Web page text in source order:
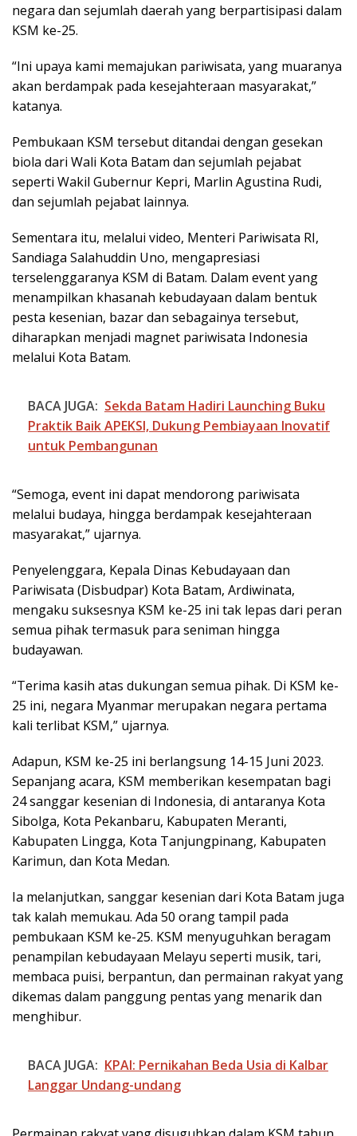
negara dan sejumlah daerah yang berpartisipasi dalam
KSM ke-25.
“Ini upaya kami memajukan pariwisata, yang muaranya
akan berdampak pada kesejahteraan masyarakat,”
katanya.
Pembukaan KSM tersebut ditandai dengan gesekan
biola dari Wali Kota Batam dan sejumlah pejabat
seperti Wakil Gubernur Kepri, Marlin Agustina Rudi,
dan sejumlah pejabat lainnya.
Sementara itu, melalui video, Menteri Pariwisata RI,
Sandiaga Salahuddin Uno, mengapresiasi
terselenggaranya KSM di Batam. Dalam event yang
menampilkan khasanah kebudayaan dalam bentuk
pesta kesenian, bazar dan sebagainya tersebut,
diharapkan menjadi magnet pariwisata Indonesia
melalui Kota Batam.
BACA JUGA: Sekda Batam Hadiri Launching Buku
Praktik Baik APEKSI, Dukung Pembiayaan Inovatif
untuk Pembangunan
“Semoga, event ini dapat mendorong pariwisata
melalui budaya, hingga berdampak kesejahteraan
masyarakat,” ujarnya.
Penyelenggara, Kepala Dinas Kebudayaan dan
Pariwisata (Disbudpar) Kota Batam, Ardiwinata,
mengaku suksesnya KSM ke-25 ini tak lepas dari peran
semua pihak termasuk para seniman hingga
budayawan.
“Terima kasih atas dukungan semua pihak. Di KSM ke-
25 ini, negara Myanmar merupakan negara pertama
kali terlibat KSM,” ujarnya.
Adapun, KSM ke-25 ini berlangsung 14-15 Juni 2023.
Sepanjang acara, KSM memberikan kesempatan bagi
24 sanggar kesenian di Indonesia, di antaranya Kota
Sibolga, Kota Pekanbaru, Kabupaten Meranti,
Kabupaten Lingga, Kota Tanjungpinang, Kabupaten
Karimun, dan Kota Medan.
Ia melanjutkan, sanggar kesenian dari Kota Batam juga
tak kalah memukau. Ada 50 orang tampil pada
pembukaan KSM ke-25. KSM menyuguhkan beragam
penampilan kebudayaan Melayu seperti musik, tari,
membaca puisi, berpantun, dan permainan rakyat yang
dikemas dalam panggung pentas yang menarik dan
menghibur.
BACA JUGA: KPAI: Pernikahan Beda Usia di Kalbar
Langgar Undang-undang